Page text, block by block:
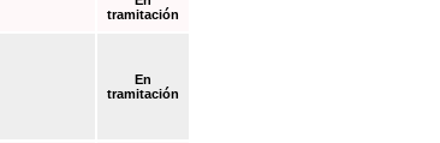
tramitación
En
tramitación